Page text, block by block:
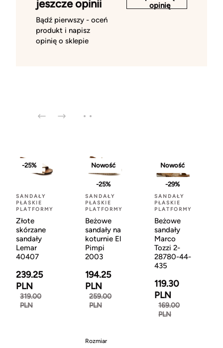
jeszcze opinii
Bądź pierwszy - oceń
produkt i napisz
opinię o sklepie
opinię
-25%
SANDAŁY
PŁASKIE
PLATFORMY
Złote
skórzane
sandały
Lemar
40407
239.25
PLN
319.00
PLN
Nowość
-25%
SANDAŁY
PŁASKIE
PLATFORMY
Beżowe
sandały na
koturnie El
Pimpi
2003
194.25
PLN
259.00
PLN
Rozmiar
Nowość
-29%
SANDAŁY
PŁASKIE
PLATFORMY
Beżowe
sandały
Marco
Tozzi 2-
28780-44-
435
119.30
PLN
169.00
PLN